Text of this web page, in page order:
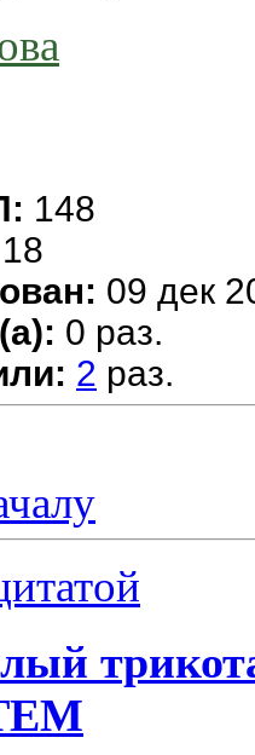
148
18
09 дек
0 раз.
2 раз.